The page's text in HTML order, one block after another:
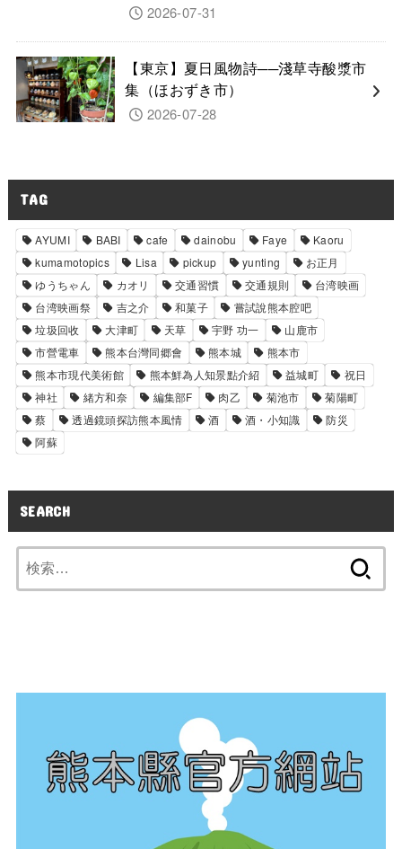
2026-07-31
【東京】夏日風物詩──淺草寺酸漿市
集（ほおずき市）
2026-07-28
TAG
AYUMI BABI cafe dainobu Faye
Kaoru
kumamotopics
Lisa pickup yunting
お正月
ゆうちゃん
カオリ 交通習慣 交通規則
台湾映画
台湾映画祭
吉之介 和菓子
嘗試說熊本腔吧
垃圾回收
大津町 天草 宇野 功一
山鹿市
市營電車
熊本台灣同郷會 熊本城
熊本市
熊本市現代美術館
熊本鮮為人知景點介紹 益城町
祝日
神社
緒方和奈 編集部F 肉乙 菊池市
菊陽町
蔡
透過鏡頭探訪熊本風情 酒 酒・小知識
防災
阿蘇
SEARCH
索: